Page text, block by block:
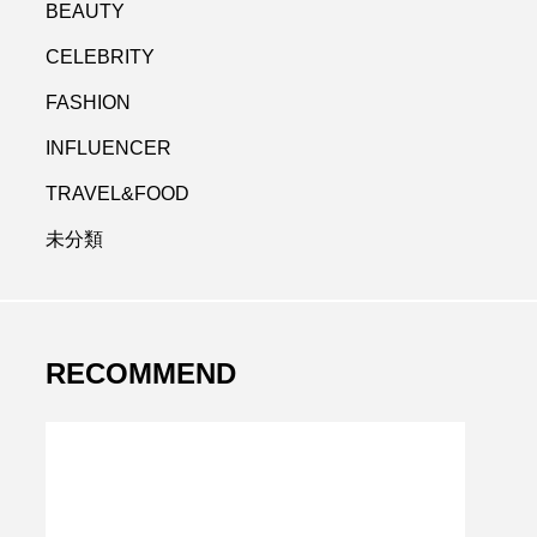
BEAUTY
CELEBRITY
FASHION
INFLUENCER
TRAVEL&FOOD
未分類
RECOMMEND